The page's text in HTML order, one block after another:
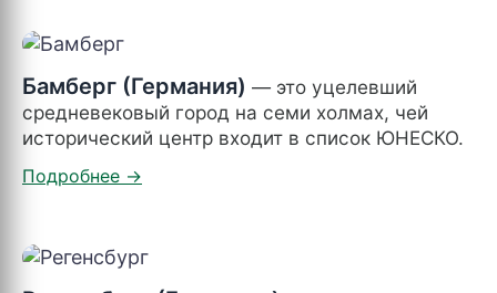
Бамберг (Германия) — это уцелевший
средневековый город на семи холмах, чей
исторический центр входит в список ЮНЕСКО.